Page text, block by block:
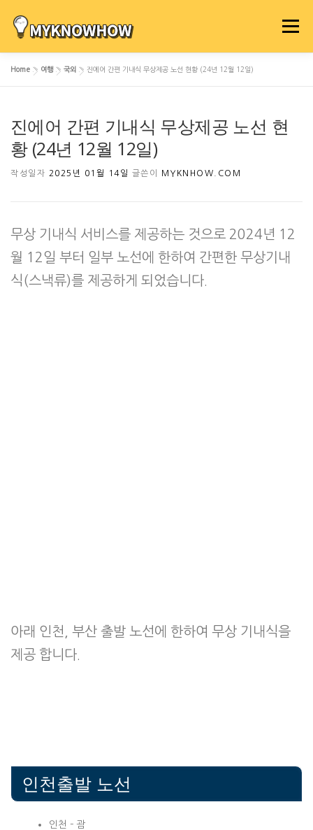
로
메뉴
Home » 여행 » 국외 » 진에어 간편 기내식 무상제공 노선 현황 (24년 12월 12일)
진에어 간편 기내식 무상제공 노선 현
황 (24년 12월 12일)
작성일자 2025년 01월 14일 글쓴이 MYKNHOW.COM
무상 기내식 서비스를 제공하는 것으로 2024년 12
월 12일 부터 일부 노선에 한하여 간편한 무상기내
식(스낵류)를 제공하게 되었습니다.
아래 인천, 부산 출발 노선에 한하여 무상 기내식을
제공 합니다.
인천출발 노선
인천 – 괌